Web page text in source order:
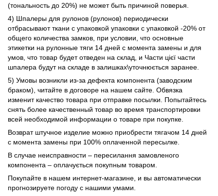
(тональность до 20%) не может быть причиной поверья.
4) Шпалеры для рулонов (рулонов) периодически
отбрасывают ткани с упаковкой упаковки с упаковкой -20% от
общего количества замков, при условии, что основные
этикетки на рулонные тяги 14 дней с момента замены и для
умов, что товар будет отведен на склад, и Части цієї части
шпалера будут на складе в залишках\уточнюється заранее.
5) Умовы возникли из-за дефекта компонента (заводским
браком), читайте в договоре на нашем сайте. Обвязка
изменит качество товара при отправке посылки. Попытайтесь
снять более качественный товар во время транспортировки
всей необходимой информации о товаре при покупке.
Возврат штучное изделие можно приобрести тягачом 14 дней
с момента замены при 100% оплаченной пересылке.
В случае неисправности – пересилання замовленого
компонента – оплачується покупным товаром.
Покупайте в нашем интернет-магазине, и вы автоматически
прогнозируете погоду с нашими умами.